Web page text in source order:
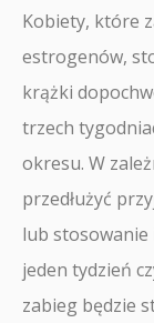
Kobiety, które
estrogenów,
krążki
trzech
okresu. W
przedłużyć
lub
jeden tydzień
zabieg będzie